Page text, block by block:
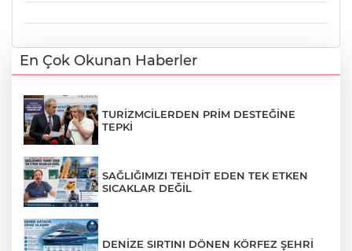
En Çok Okunan Haberler
TURİZMCİLERDEN PRİM DESTEĞİNE
TEPKİ
SAĞLIĞIMIZI TEHDİT EDEN TEK ETKEN
SICAKLAR DEĞİL
DENİZE SIRTINI DÖNEN KÖRFEZ ŞEHRİ